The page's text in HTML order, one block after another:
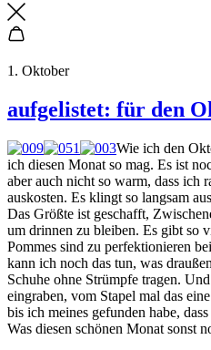
1. Oktober
aufgelistet: für den
Wie ich den
ich diesen Monat so mag. Es ist
aber auch nicht so warm, dass ich
auskosten. Es klingt so langsam
Das Größte ist geschafft,
um drinnen zu bleiben. Es gibt so
Pommes sind zu perfektionieren
kann ich noch das tun, was
Schuhe ohne Strümpfe tragen.
eingraben, vom Stapel mal das
bis ich meines gefunden habe,
Was diesen schönen Monat sonst